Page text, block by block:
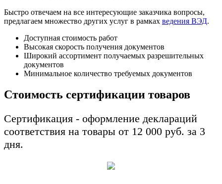
Быстро отвечаем на все интересующие заказчика вопросы,
предлагаем множество других услуг в рамках ведения ВЭД.
Доступная стоимость работ
Высокая скорость получения документов
Широкий ассортимент получаемых разрешительных
документов
Минимальное количество требуемых документов
Стоимость сертификации товаров
Сертификация - оформление деклараций
соответствия на товары от 12 000 руб. за 3
дня.